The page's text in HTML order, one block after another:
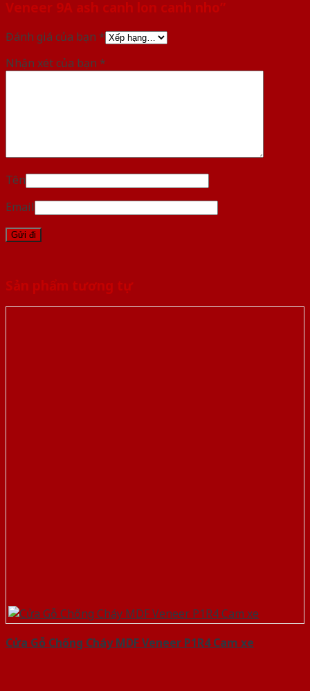
Veneer 9A ash canh lon canh nho”
Đánh giá của bạn *
Nhận xét của bạn *
Tên
Email
Sản phẩm tương tự
Cửa Gỗ Chống Cháy MDF Veneer P1R4 Cam xe